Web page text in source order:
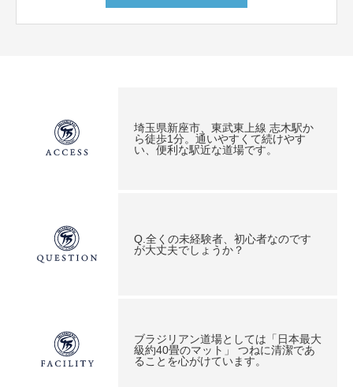
埼玉県新座市、東武東上線 志木駅か
ら徒歩1分。通いやすくて続けやす
い、便利な駅近な道場です。
Q.全くの未経験者、初心者なのです
が大丈夫でしょうか？
ブラジリアン道場としては「日本最大
級約40畳のマット」 つねに清潔であ
ることを心がけています。